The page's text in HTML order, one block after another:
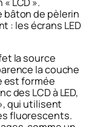
de pèlerin
: les écrans LED
la source
la couche
est formée
des LCD à LED,
qui utilisent
fluorescents.